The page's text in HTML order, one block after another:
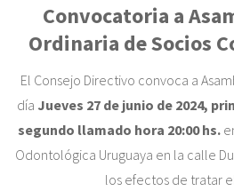
Convocatoria a
Ordinaria de Socios
El Consejo Directivo convoca a
día Jueves 27 de junio de 2024,
segundo llamado hora 20:00 hs.
Odontológica Uruguaya en la calle
los efectos de tratar